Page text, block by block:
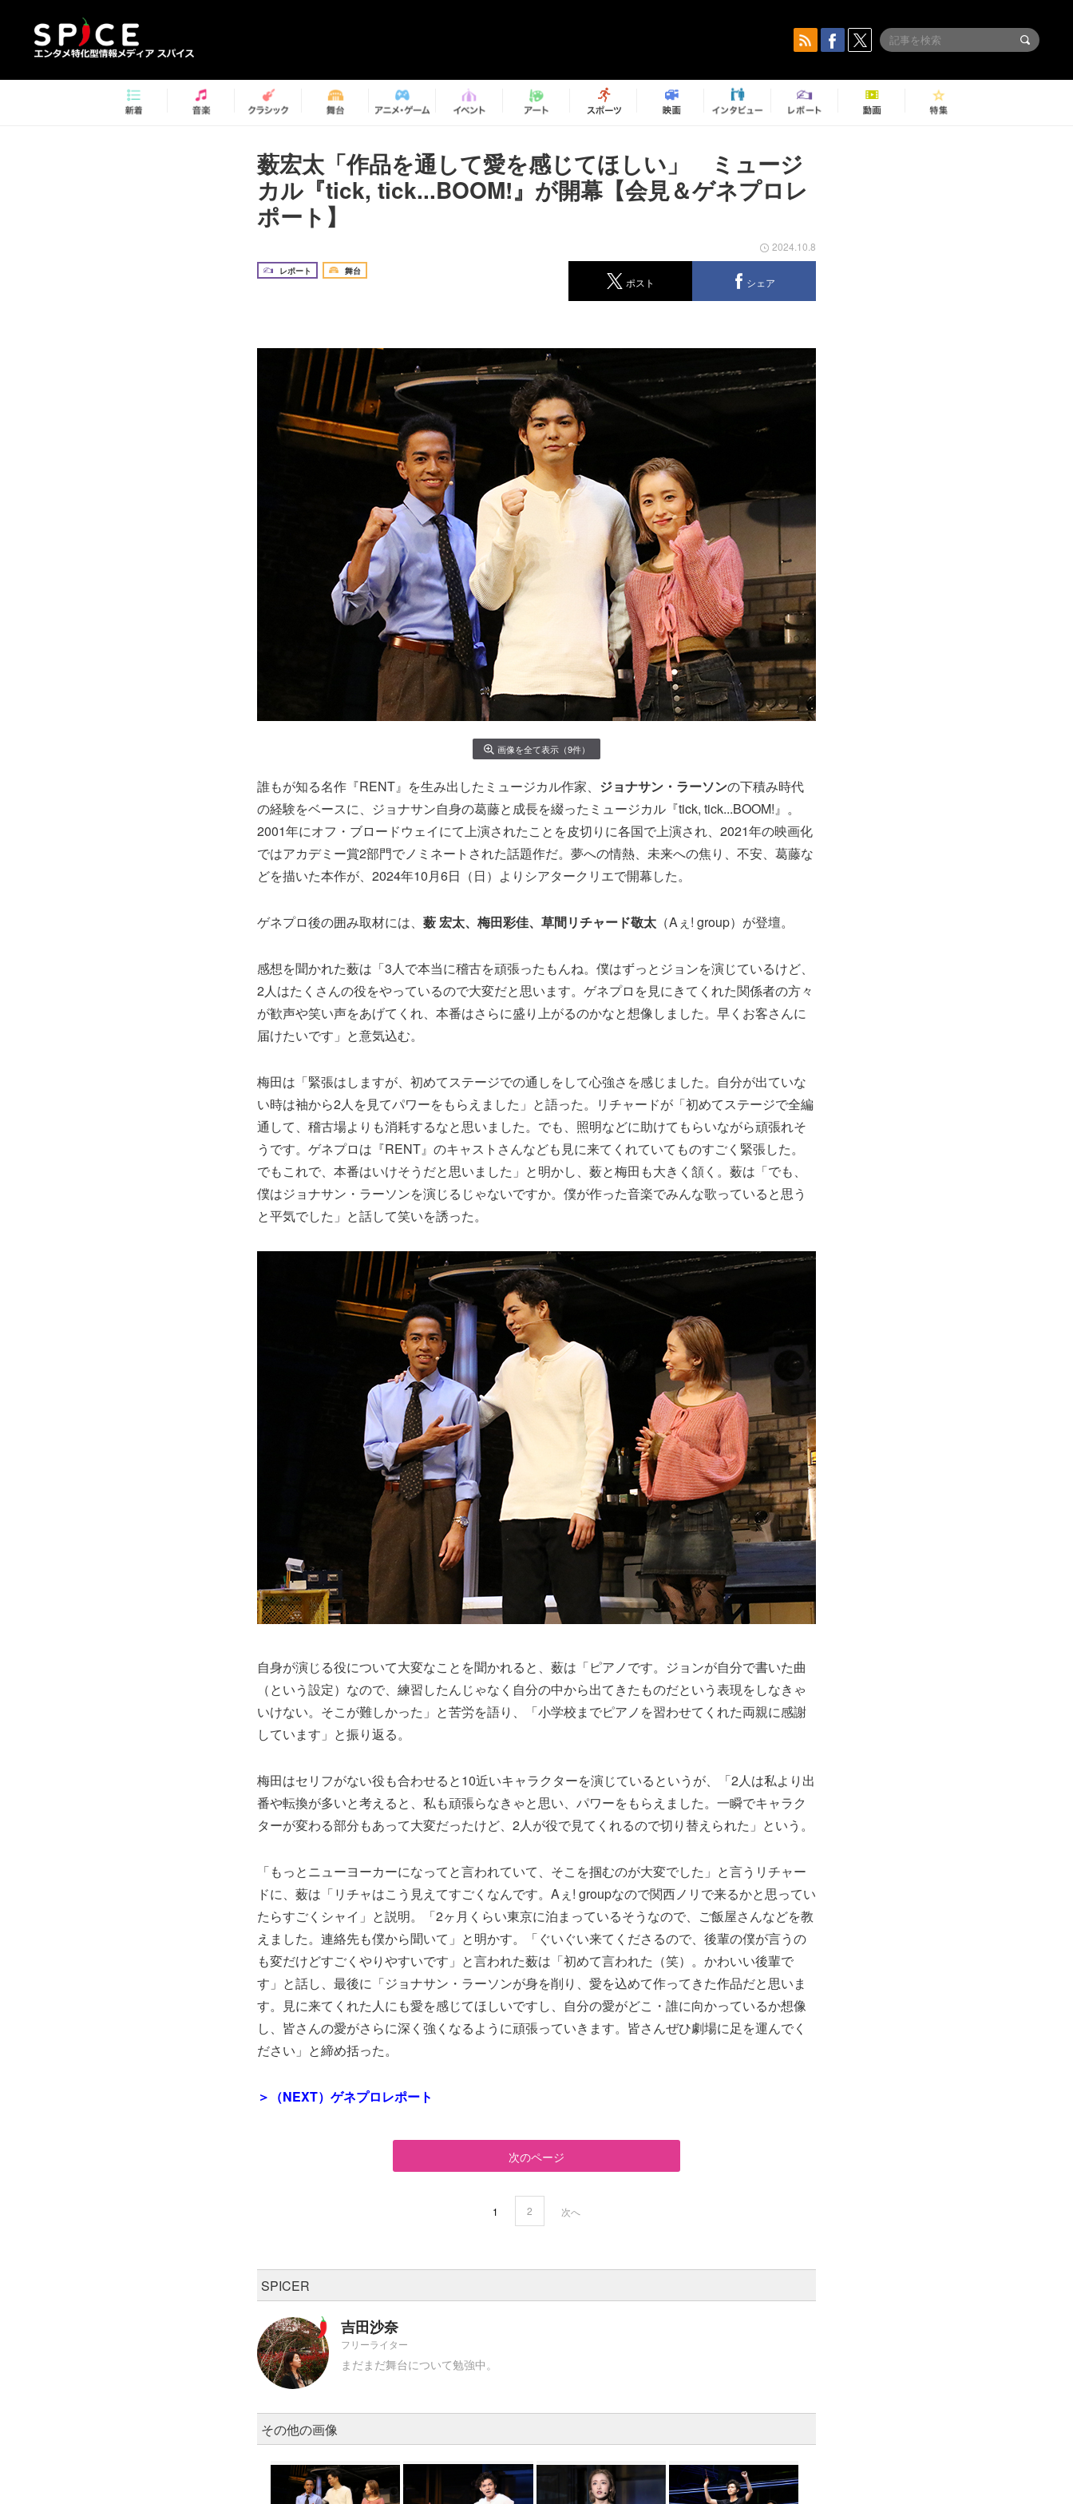
薮宏太「作品を通して愛を感じてほしい」 ミュージ
カル『tick, tick...BOOM!』が開幕【会見＆ゲネプロレ
ポート】
レポート 舞台
2024.10.8
ポスト シェア
画像を全て表示（9件）
誰もが知る名作『RENT』を生み出したミュージカル作家、 ジョナサン・ラーソンの下積み時代
の経験をベースに、ジョナサン自身の葛藤と成長を綴ったミュージカル『tick, tick...BOOM!』。
2001年にオフ・ブロードウェイにて上演されたことを皮切りに各国で上演され、2021年の映画化
ではアカデミー賞2部門でノミネートされた話題作だ。夢への情熱、未来への焦り、不安、葛藤な
どを描いた本作が、2024年10月6日（日）よりシアタークリエで開幕した。
ゲネプロ後の囲み取材には、 薮 宏太、梅田彩佳、草間リチャード敬太 （Aぇ! group）が登壇。
感想を聞かれた薮は「3人で本当に稽古を頑張ったもんね。僕はずっとジョンを演じているけど、
2人はたくさんの役をやっているので大変だと思います。ゲネプロを見にきてくれた関係者の方々
が歓声や笑い声をあげてくれ、本番はさらに盛り上がるのかなと想像しました。早くお客さんに
届けたいです」と意気込む。
梅田は「緊張はしますが、初めてステージでの通しをして心強さを感じました。自分が出ていな
い時は袖から2人を見てパワーをもらえました」と語った。リチャードが「初めてステージで全編
通して、稽古場よりも消耗するなと思いました。でも、照明などに助けてもらいながら頑張れそ
うです。ゲネプロは『RENT』のキャストさんなども見に来てくれていてものすごく緊張した。
でもこれで、本番はいけそうだと思いました」と明かし、薮と梅田も大きく頷く。薮は「でも、
僕はジョナサン・ラーソンを演じるじゃないですか。僕が作った音楽でみんな歌っていると思う
と平気でした」と話して笑いを誘った。
自身が演じる役について大変なことを聞かれると、薮は「ピアノです。ジョンが自分で書いた曲
（という設定）なので、練習したんじゃなく自分の中から出てきたものだという表現をしなきゃ
いけない。そこが難しかった」と苦労を語り、「小学校までピアノを習わせてくれた両親に感謝
しています」と振り返る。
梅田はセリフがない役も合わせると10近いキャラクターを演じているというが、「2人は私より出
番や転換が多いと考えると、私も頑張らなきゃと思い、パワーをもらえました。一瞬でキャラク
ターが変わる部分もあって大変だったけど、2人が役で見てくれるので切り替えられた」という。
「もっとニューヨーカーになってと言われていて、そこを掴むのが大変でした」と言うリチャー
ドに、薮は「リチャはこう見えてすごくなんです。Aぇ! groupなので関西ノリで来るかと思ってい
たらすごくシャイ」と説明。「2ヶ月くらい東京に泊まっているそうなので、ご飯屋さんなどを教
えました。連絡先も僕から聞いて」と明かす。「ぐいぐい来てくださるので、後輩の僕が言うの
も変だけどすごくやりやすいです」と言われた薮は「初めて言われた（笑）。かわいい後輩で
す」と話し、最後に「ジョナサン・ラーソンが身を削り、愛を込めて作ってきた作品だと思いま
す。見に来てくれた人にも愛を感じてほしいですし、自分の愛がどこ・誰に向かっているか想像
し、皆さんの愛がさらに深く強くなるように頑張っていきます。皆さんぜひ劇場に足を運んでく
ださい」と締め括った。
＞（NEXT）ゲネプロレポート
次のページ
1 2 次へ
SPICER
吉田沙奈
フリーライター
まだまだ舞台について勉強中。
その他の画像